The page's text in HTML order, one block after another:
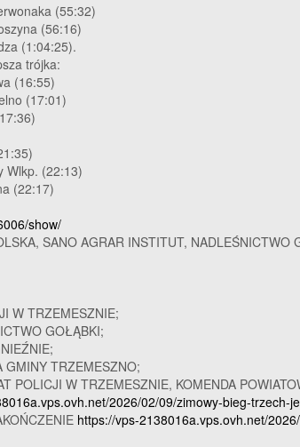
(55:32)
(56:16)
(1:04:25).
trójka:
(16:55)
(17:01)
Wlkp. (22:13)
(22:17)
show/
SANO AGRAR INSTITUT, NADLEŚNICTWO
W TRZEMESZNIE;
GOŁĄBKI;
GMINY TRZEMESZNO;
POLICJI W TRZEMESZNIE, KOMENDA
2026/02/09/zimowy-bieg-trzech-
https://vps-2138016a.vps.ovh.net/